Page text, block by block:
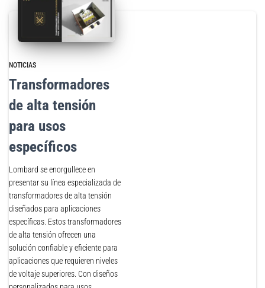
NOTICIAS
Transformadores
de alta tensión
para usos
específicos
Lombard se enorgullece en
presentar su línea especializada de
transformadores de alta tensión
diseñados para aplicaciones
específicas. Estos transformadores
de alta tensión ofrecen una
solución confiable y eficiente para
aplicaciones que requieren niveles
de voltaje superiores. Con diseños